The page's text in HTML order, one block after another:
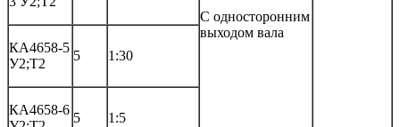
С односторонним
выходом вала
КА4658-5
У2;Т2
5 1:30
КА4658-6
5 1:5